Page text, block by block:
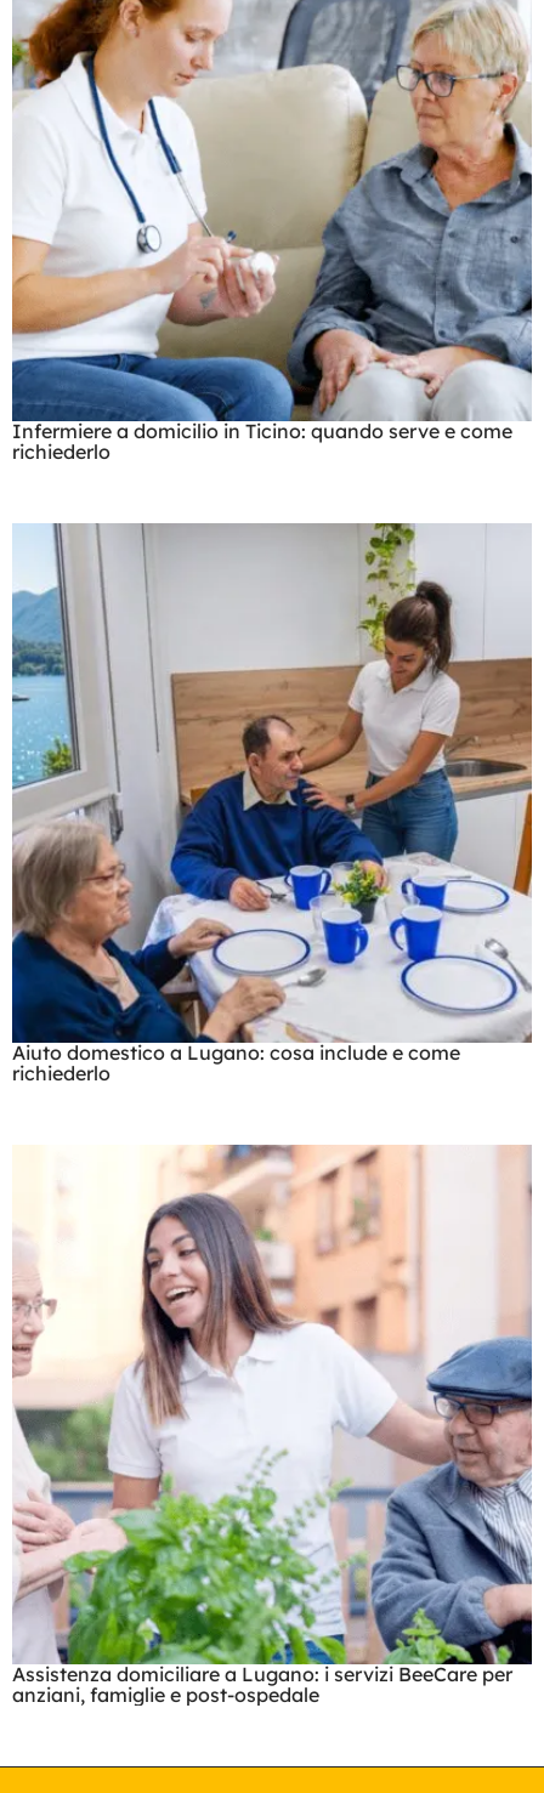
Infermiere a domicilio in Ticino: quando serve e come
richiederlo
Aiuto domestico a Lugano: cosa include e come
richiederlo
Assistenza domiciliare a Lugano: i servizi BeeCare per
anziani, famiglie e post-ospedale